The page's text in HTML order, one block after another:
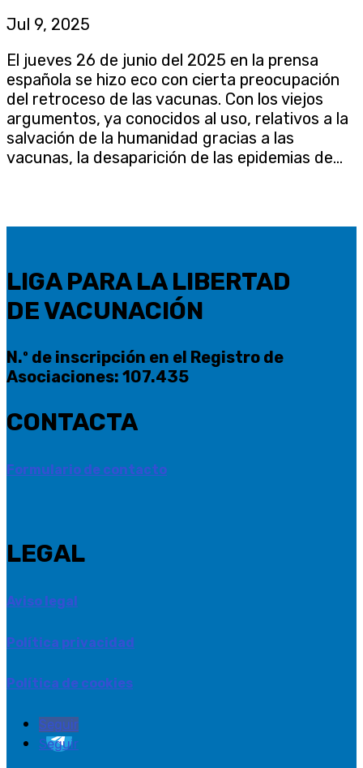
Jul 9, 2025
El jueves 26 de junio del 2025 en la prensa
española se hizo eco con cierta preocupación
del retroceso de las vacunas. Con los viejos
argumentos, ya conocidos al uso, relativos a la
salvación de la humanidad gracias a las
vacunas, la desaparición de las epidemias de...
LIGA PARA LA LIBERTAD
DE VACUNACIÓN
N.º de inscripción en el Registro de
Asociaciones: 107.435
CONTACTA
Formulario de contacto
LEGAL
Aviso legal
Política privacidad
Política de cookies
Seguir
Seguir